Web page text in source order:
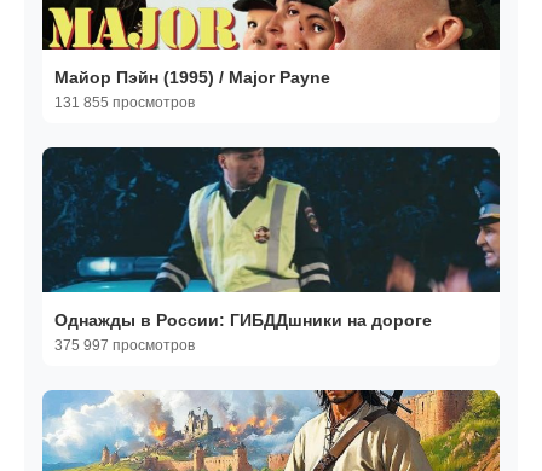
Майор Пэйн (1995) / Major Payne
131 855 просмотров
Однажды в России: ГИБДДшники на дороге
375 997 просмотров